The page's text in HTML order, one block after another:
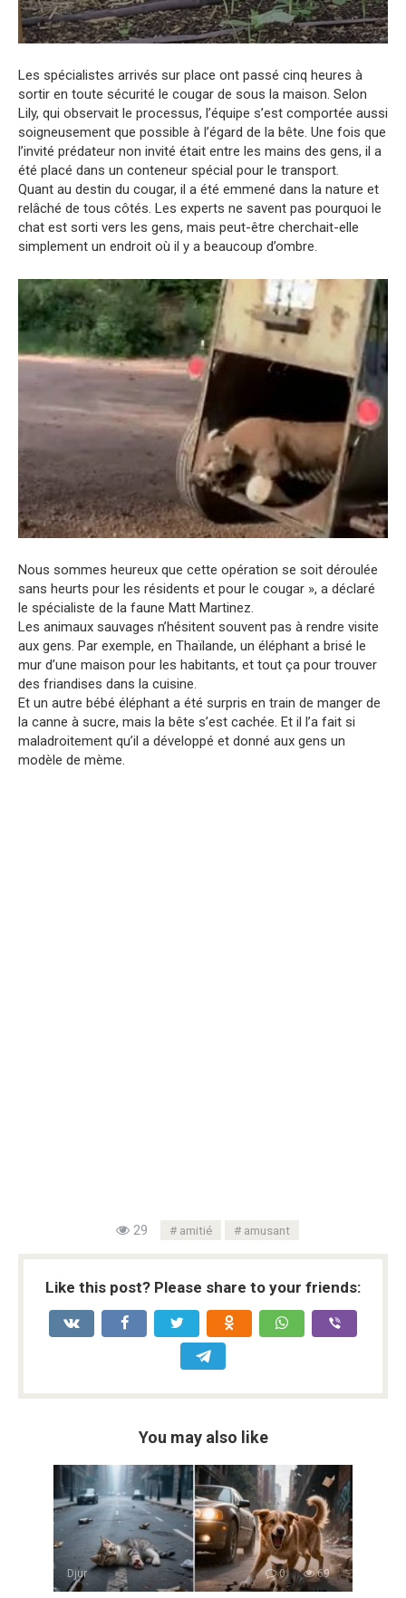
Les spécialistes arrivés sur place ont passé cinq heures à
sortir en toute sécurité le cougar de sous la maison. Selon
Lily, qui observait le processus, l’équipe s’est comportée aussi
soigneusement que possible à l’égard de la bête. Une fois que
l’invité prédateur non invité était entre les mains des gens, il a
été placé dans un conteneur spécial pour le transport.
Quant au destin du cougar, il a été emmené dans la nature et
relâché de tous côtés. Les experts ne savent pas pourquoi le
chat est sorti vers les gens, mais peut-être cherchait-elle
simplement un endroit où il y a beaucoup d’ombre.
Nous sommes heureux que cette opération se soit déroulée
sans heurts pour les résidents et pour le cougar », a déclaré
le spécialiste de la faune Matt Martinez.
Les animaux sauvages n’hésitent souvent pas à rendre visite
aux gens. Par exemple, en Thaïlande, un éléphant a brisé le
mur d’une maison pour les habitants, et tout ça pour trouver
des friandises dans la cuisine.
Et un autre bébé éléphant a été surpris en train de manger de
la canne à sucre, mais la bête s’est cachée. Et il l’a fait si
maladroitement qu’il a développé et donné aux gens un
modèle de mème.
29 amitié amusant
Like this post? Please share to your friends:
You may also like
Djur 0 69